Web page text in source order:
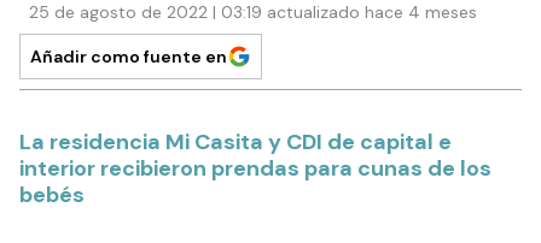
25 de agosto de 2022 | 03:19 actualizado hace 4 meses
Añadir como fuente en
La residencia Mi Casita y CDI de capital e
interior recibieron prendas para cunas de los
bebés